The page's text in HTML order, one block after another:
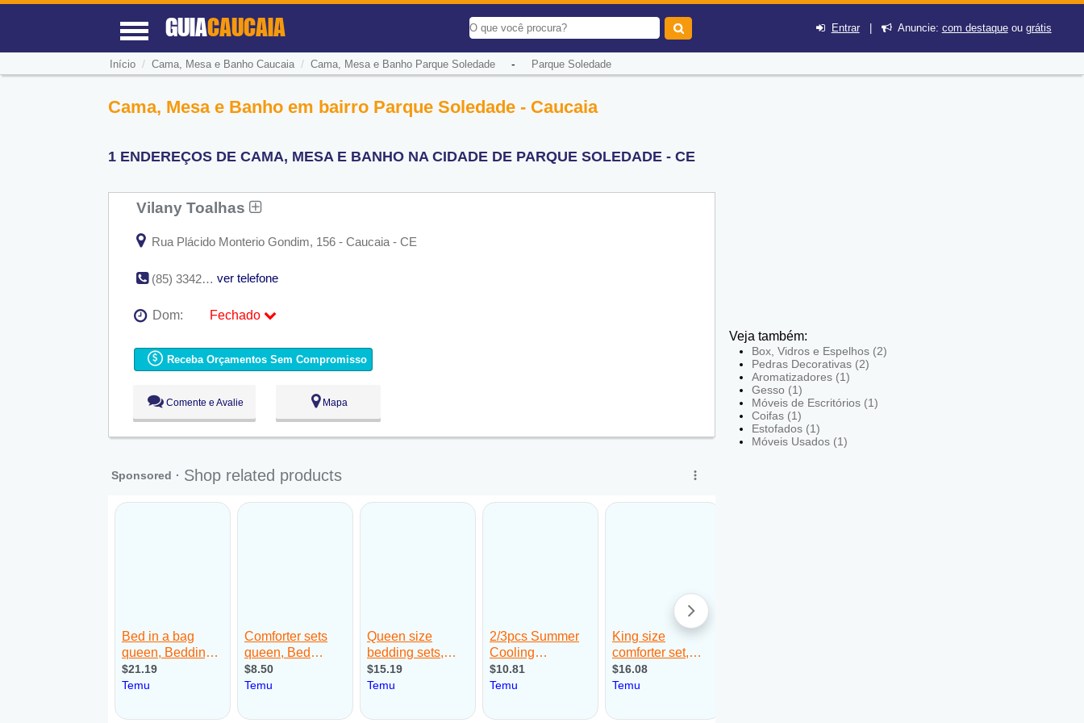
GUIACAUCAIA Entrar| Anuncie: com destaqueou grátis
Início / Cama, Mesa e Banho Caucaia/ Cama, Mesa e Banho Parque Soledade- Parque Soledade
Cama, Mesa e Banho em bairro Parque Soledade - Caucaia
1 ENDEREÇOS DE CAMA, MESA E BANHO NA CIDADE DE PARQUE SOLEDADE - CE
Vilany Toalhas
Rua Plácido Monterio Gondim, 156 - Caucaia - CE
(85) 3342-0914 ver telefone
Dom:
Fechado
Ter:
09:00 - 18:00
Qua:
09:00 - 18:00
Sex:
09:00 - 18:00
Receba Orçamentos Sem Compromisso
Comente e Avalie Mapa
Veja também:
Box, Vidros e Espelhos (2)
Pedras Decorativas (2)
Aromatizadores (1)
Gesso (1)
Móveis de Escritórios (1)
Coifas (1)
Estofados (1)
Móveis Usados (1)